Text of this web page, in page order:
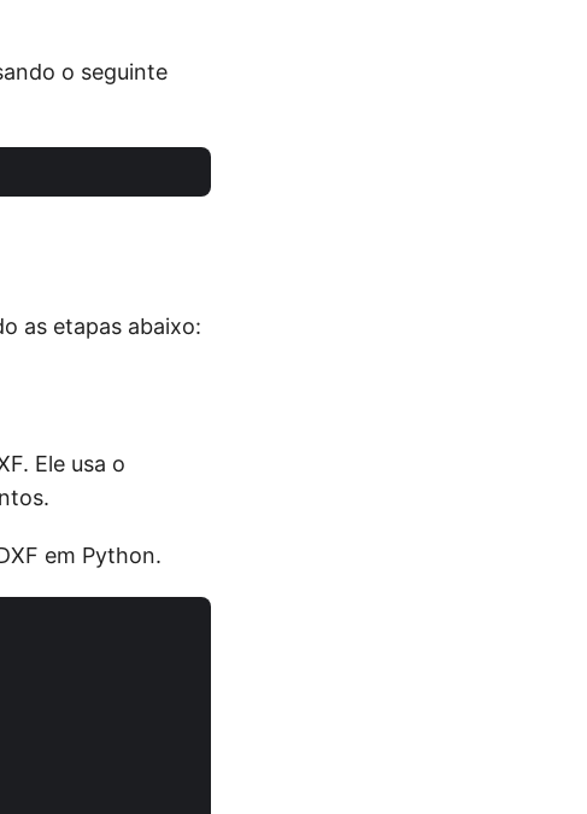
o seguinte
as etapas abaixo:
Ele usa o
em Python.